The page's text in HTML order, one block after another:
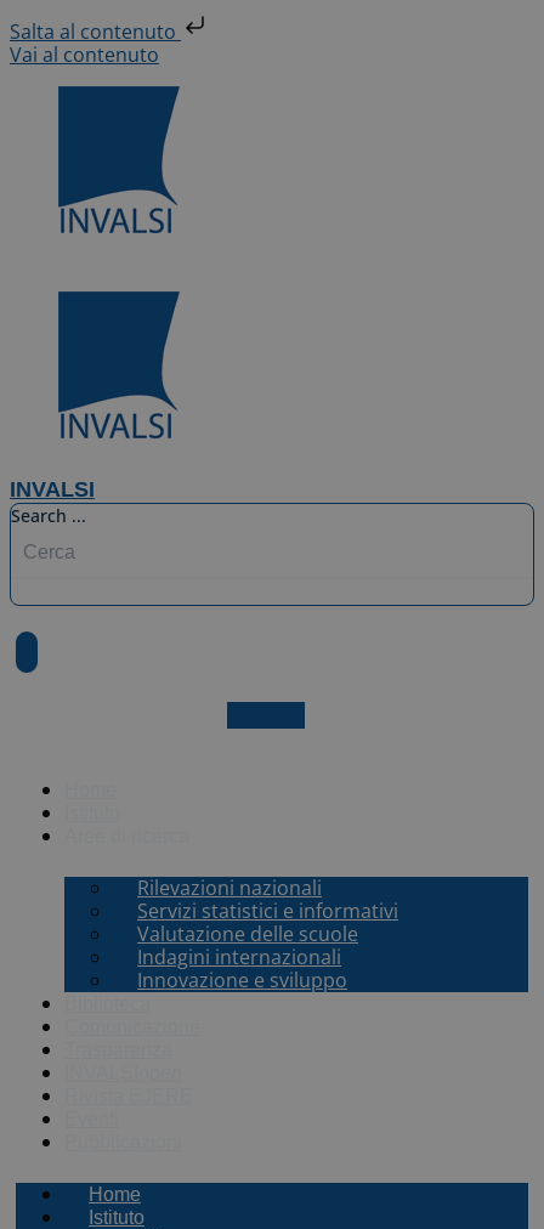
Salta al contenuto
Vai al contenuto
INVALSI
Search ...
Rilevazioni nazionali
Servizi statistici e informativi
Valutazione delle scuole
Indagini internazionali
Innovazione e sviluppo
Home
Istituto